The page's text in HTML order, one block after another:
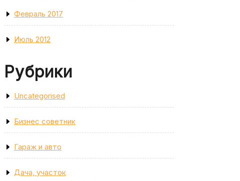
Февраль 2017
Июль 2012
Рубрики
Uncategorised
Бизнес советник
Гараж и авто
Дача, участок